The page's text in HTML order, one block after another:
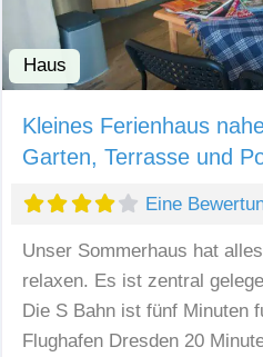
Haus
Kleines Ferienhaus
Garten, Terrasse und
Eine
Unser Sommerhaus hat
relaxen. Es ist zentral
Die S Bahn ist fünf Minuten
Flughafen Dresden 20